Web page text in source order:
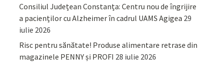
Consiliul Județean Constanța: Centru nou de îngrijire
a pacienților cu Alzheimer în cadrul UAMS Agigea 29
iulie 2026
Risc pentru sănătate! Produse alimentare retrase din
magazinele PENNY și PROFI 28 iulie 2026